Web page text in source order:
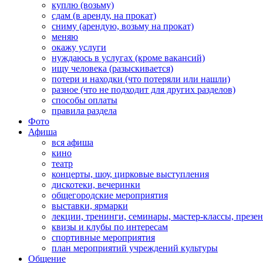
куплю (возьму)
сдам (в аренду, на прокат)
сниму (арендую, возьму на прокат)
меняю
окажу услуги
нуждаюсь в услугах (кроме вакансий)
ищу человека (разыскивается)
потери и находки (что потеряли или нашли)
разное (что не подходит для других разделов)
способы оплаты
правила раздела
Фото
Афиша
вся афиша
кино
театр
концерты, шоу, цирковые выступления
дискотеки, вечеринки
общегородские мероприятия
выставки, ярмарки
лекции, тренинги, семинары, мастер-классы,
квизы и клубы по интересам
спортивные мероприятия
план мероприятий учреждений культуры
Общение